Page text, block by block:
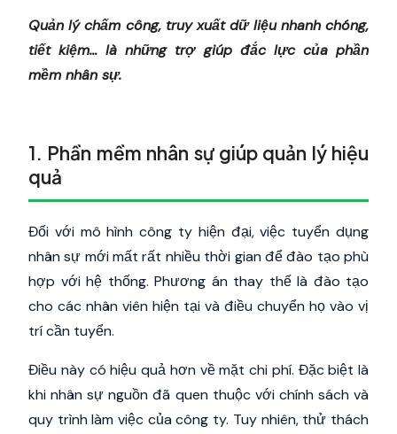
Quản lý chấm công, truy xuất dữ liệu nhanh chóng,
tiết kiệm… là những trợ giúp đắc lựccủa phần
mềm nhân sự.
1. Phần mềm nhân sự giúp quản lý hiệu
quả
Đối với mô hình công ty hiện đại, việc tuyển dụng
nhân sự mới mất rất nhiều thời gian để đào tạo phù
hợp với hệ thống. Phương án thay thế là đào tạo
cho các nhân viên hiện tại và điều chuyển họ vào vị
trí cần tuyển.
Điều này có hiệu quả hơn về mặt chi phí. Đặc biệt là
khi nhân sự nguồn đã quen thuộc với chính sách và
quy trình làm việc của công ty. Tuy nhiên, thử thách